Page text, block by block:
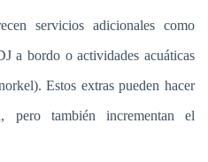
servicios adicionales como
a bordo o actividades acuáticas
Estos extras pueden hacer
pero también incrementan el